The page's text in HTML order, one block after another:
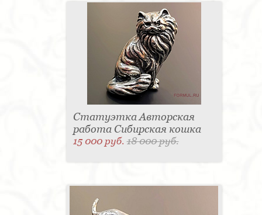
Статуэтка Авторская
работа Сибирская кошка
15 000 руб.18 000 руб.